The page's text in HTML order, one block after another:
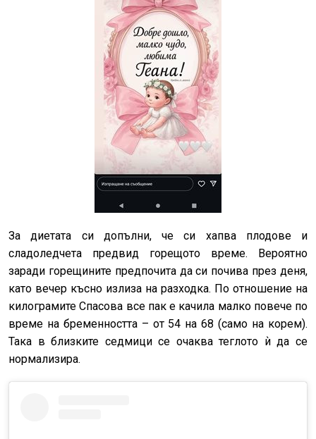
За диетата си допълни, че си хапва плодове и
сладоледчета предвид горещото време. Вероятно
заради горещините предпочита да си почива през деня,
като вечер късно излиза на разходка. По отношение на
килограмите Спасова все пак е качила малко повече по
време на бременността – от 54 на 68 (само на корем).
Така в близките седмици се очаква теглото ѝ да се
нормализира.